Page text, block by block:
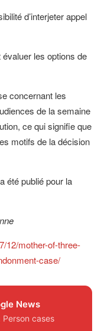
d’interjeter appel
évaluer les options de
concernant les
de la semaine
ce qui signifie que
motifs de la décision
été publié pour la
12/mother-of-three-
case/
News
cases